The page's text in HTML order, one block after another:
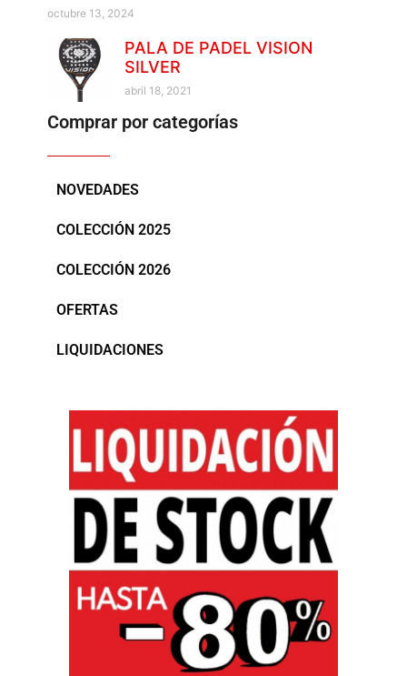
octubre 13, 2024
PALA DE PADEL VISION
SILVER
abril 18, 2021
Comprar por categorías
NOVEDADES
COLECCIÓN 2025
COLECCIÓN 2026
OFERTAS
LIQUIDACIONES